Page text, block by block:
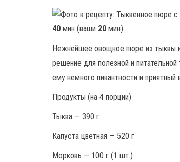
40 мин (ваши 20 мин)
Нежнейшее овощное пюре из тыквы
решение для полезной и
ему немного пикантности и приятный
Продукты (на 4 порции)
Тыква — 390 г
Капуста цветная — 520 г
Морковь — 100 г (1 шт.)